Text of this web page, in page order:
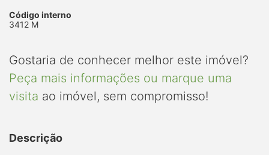
Código interno
3412 M
Gostaria de conhecer melhor este imóvel?
Peça mais informações ou marque uma
visita ao imóvel, sem compromisso!
Descrição